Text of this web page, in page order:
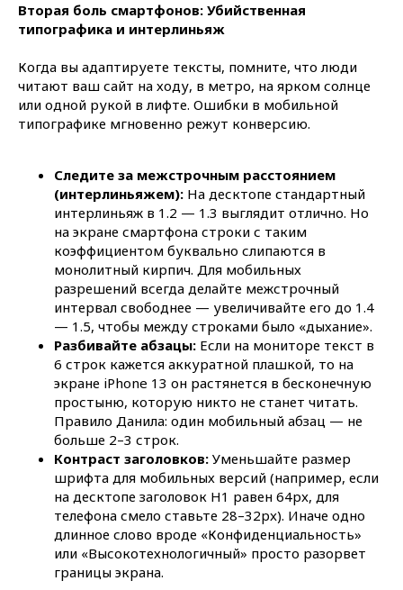
Вторая боль смартфонов: Убийственная
типографика и интерлиньяж
Когда вы адаптируете тексты, помните, что люди
читают ваш сайт на ходу, в метро, на ярком солнце
или одной рукой в лифте. Ошибки в мобильной
типографике мгновенно режут конверсию.
Следите за межстрочным расстоянием
(интерлиньяжем): На десктопе стандартный
интерлиньяж в 1.2 — 1.3 выглядит отлично. Но
на экране смартфона строки с таким
коэффициентом буквально слипаются в
монолитный кирпич. Для мобильных
разрешений всегда делайте межстрочный
интервал свободнее — увеличивайте его до 1.4
— 1.5, чтобы между строками было «дыхание».
Разбивайте абзацы: Если на мониторе текст в
6 строк кажется аккуратной плашкой, то на
экране iPhone 13 он растянется в бесконечную
простыню, которую никто не станет читать.
Правило Данила: один мобильный абзац — не
больше 2–3 строк.
Контраст заголовков: Уменьшайте размер
шрифта для мобильных версий (например, если
на десктопе заголовок H1 равен 64px, для
телефона смело ставьте 28–32px). Иначе одно
длинное слово вроде «Конфиденциальность»
или «Высокотехнологичный» просто разорвет
границы экрана.
Данил Зайцев
Основатель youx.agency. Свяжитесь для
обсуждения проекта, отвечу на все вопросы
Планируемый бюджет
Нажимая кнопку "Отправить", вы соглашаетесь с